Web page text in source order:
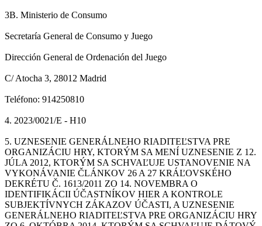
3B. Ministerio de Consumo
Secretaría General de Consumo y Juego
Dirección General de Ordenación del Juego
C/ Atocha 3, 28012 Madrid
Teléfono: 914250810
4. 2023/0021/E - H10
5. UZNESENIE GENERÁLNEHO RIADITEĽSTVA PRE
ORGANIZÁCIU HRY, KTORÝM SA MENÍ UZNESENIE Z 12.
JÚLA 2012, KTORÝM SA SCHVAĽUJE USTANOVENIE NA
VYKONÁVANIE ČLÁNKOV 26 A 27 KRÁĽOVSKÉHO
DEKRÉTU Č. 1613/2011 ZO 14. NOVEMBRA O
IDENTIFIKÁCII ÚČASTNÍKOV HIER A KONTROLE
SUBJEKTÍVNYCH ZÁKAZOV ÚČASTI, A UZNESENIE
GENERÁLNEHO RIADITEĽSTVA PRE ORGANIZÁCIU HRY